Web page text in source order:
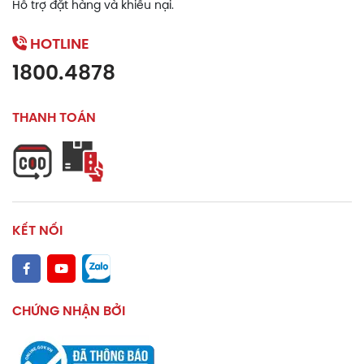
Thông tin thành phần
Cocos nucifera Oil
Bis-Diglyceryl Polyacyladipate-2
Synthetic Beeswax
Candelilla Cera
C15-19 Alkane
Butyrospermum Parkii Butter
C10-18 Triglycerides
Công dụng
Hỗ trợ đặt hàng và khiếu nại.
HOTLINE
1800.4878
THANH TOÁN
KẾT NỐI
CHỨNG NHẬN BỞI